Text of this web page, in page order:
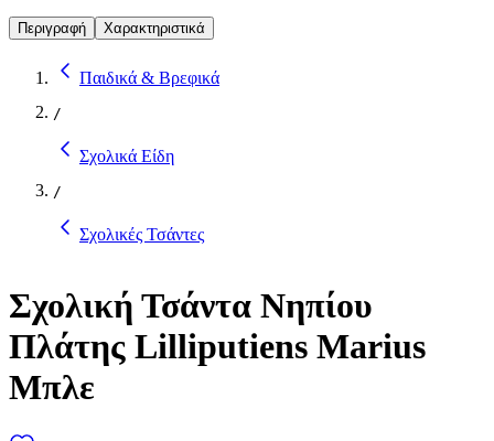
Περιγραφή Χαρακτηριστικά
Παιδικά & Βρεφικά
/
Σχολικά Είδη
/
Σχολικές Τσάντες
Σχολική Τσάντα Νηπίου
Πλάτης Lilliputiens Marius
Μπλε